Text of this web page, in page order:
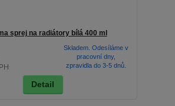
sprej na radiátory bílá 400 ml
Skladem. Odesíláme v
pracovní dny,
zpravidla do 3-5 dnů.
Detail